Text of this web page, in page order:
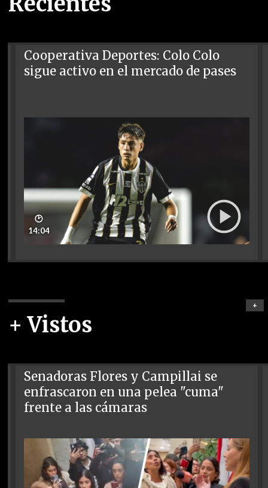
Cooperativa Deportes: Colo Colo
sigue activo en el mercado de pases
🕑
14:04
+ Vistos
+
Senadoras Flores y Campillai se
enfrascaron en una pelea "cuma"
frente a las cámaras